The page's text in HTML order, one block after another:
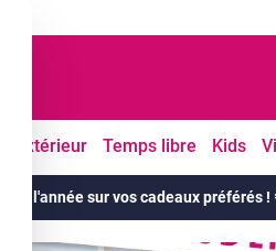
À l'extérieur Temps libre Kids
de l'année sur vos cadeaux préférés !